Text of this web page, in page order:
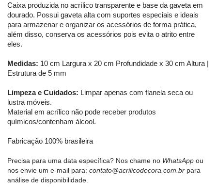
Caixa produzida no acrílico transparente e base da gaveta em
dourado. Possui gaveta alta com suportes especiais e ideais
para armazenar e organizar os acessórios de forma prática,
além disso, conserva os acessórios pois evita o atrito entre
eles.
Medidas: 10 cm Largura x 20 cm Profundidade x 30 cm Altura |
Estrutura de 5 mm
Limpeza e Cuidados: Limpar apenas com flanela seca ou
lustra móveis.
Material em acrílico não pode receber produtos
químicos/contenham álcool.
Fabricação 100% brasileira
Precisa para uma data específica? Nos chame no WhatsApp ou
nos envie um e-mail para: contato@acrilicodecora.com.br para
análise de disponibilidade.